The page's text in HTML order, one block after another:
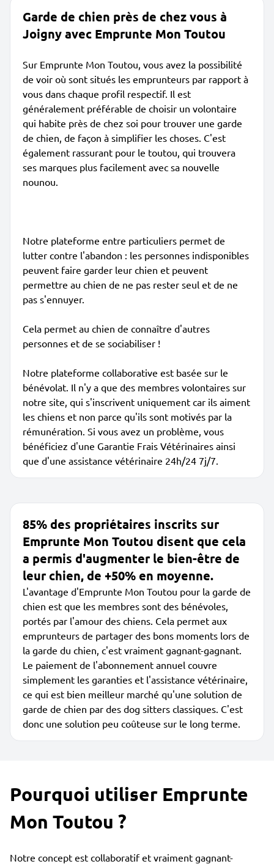
Garde de chien près de chez vous à
Joigny avec Emprunte Mon Toutou
Sur Emprunte Mon Toutou, vous avez la possibilité
de voir où sont situés les emprunteurs par rapport à
vous dans chaque profil respectif. Il est
généralement préférable de choisir un volontaire
qui habite près de chez soi pour trouver une garde
de chien, de façon à simplifier les choses. C'est
également rassurant pour le toutou, qui trouvera
ses marques plus facilement avec sa nouvelle
nounou.
Notre plateforme entre particuliers permet de
lutter contre l'abandon : les personnes indisponibles
peuvent faire garder leur chien et peuvent
permettre au chien de ne pas rester seul et de ne
pas s'ennuyer.
Cela permet au chien de connaître d'autres
personnes et de se sociabiliser !
Notre plateforme collaborative est basée sur le
bénévolat. Il n'y a que des membres volontaires sur
notre site, qui s'inscrivent uniquement car ils aiment
les chiens et non parce qu'ils sont motivés par la
rémunération. Si vous avez un problème, vous
bénéficiez d'une Garantie Frais Vétérinaires ainsi
que d'une assistance vétérinaire 24h/24 7j/7.
85% des propriétaires inscrits sur
Emprunte Mon Toutou disent que cela
a permis d'augmenter le bien-être de
leur chien, de +50% en moyenne.
L'avantage d'Emprunte Mon Toutou pour la garde de
chien est que les membres sont des bénévoles,
portés par l'amour des chiens. Cela permet aux
emprunteurs de partager des bons moments lors de
la garde du chien, c'est vraiment gagnant-gagnant.
Le paiement de l'abonnement annuel couvre
simplement les garanties et l'assistance vétérinaire,
ce qui est bien meilleur marché qu'une solution de
garde de chien par des dog sitters classiques. C'est
donc une solution peu coûteuse sur le long terme.
Pourquoi utiliser Emprunte
Mon Toutou ?
Notre concept est collaboratif et vraiment gagnant-